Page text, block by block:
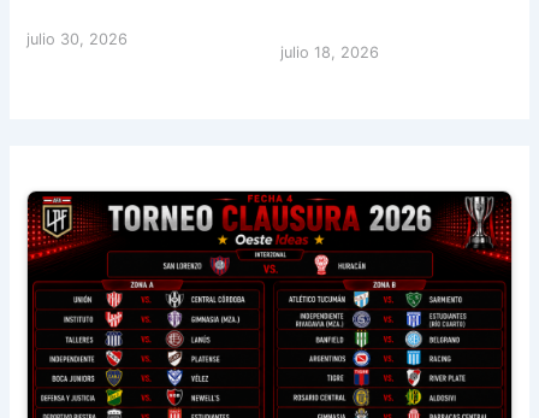
julio 30, 2026
julio 18, 2026